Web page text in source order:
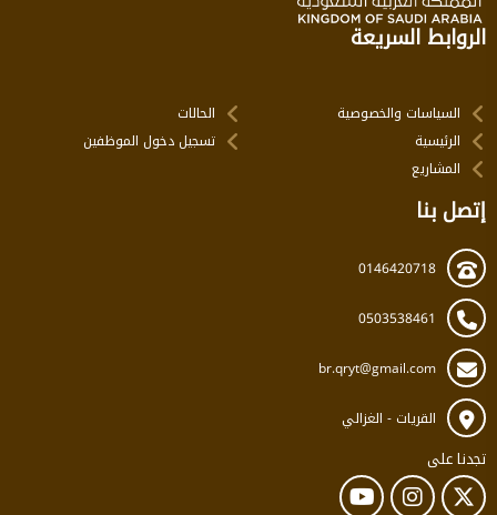
الروابط السريعة
السياسات والخصوصية
الرئيسية
المشاريع
الحالات
تسجيل دخول الموظفين
إتصل بنا
0146420718
0503538461
br.qryt@gmail.com
القريات - الغزالي
تجدنا على